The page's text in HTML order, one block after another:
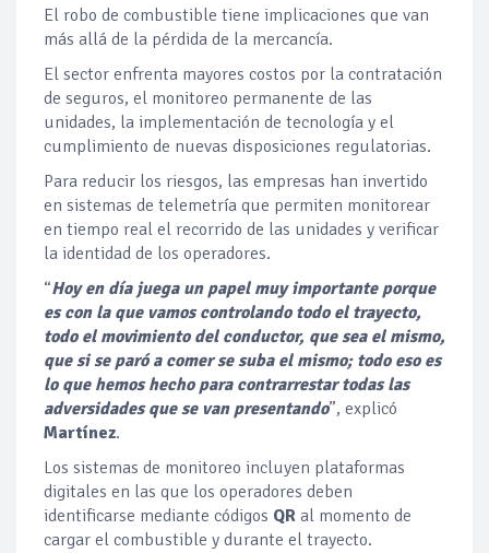
El robo de combustible tiene implicaciones que van
más allá de la pérdida de la mercancía.
El sector enfrenta mayores costos por la contratación
de seguros, el monitoreo permanente de las
unidades, la implementación de tecnología y el
cumplimiento de nuevas disposiciones regulatorias.
Para reducir los riesgos, las empresas han invertido
en sistemas de telemetría que permiten monitorear
en tiempo real el recorrido de las unidades y verificar
la identidad de los operadores.
“Hoy en día juega un papel muy importante porque
es con la que vamos controlando todo el trayecto,
todo el movimiento del conductor, que sea el mismo,
que si se paró a comer se suba el mismo; todo eso es
lo que hemos hecho para contrarrestar todas las
adversidades que se van presentando”, explicó
Martínez.
Los sistemas de monitoreo incluyen plataformas
digitales en las que los operadores deben
identificarse mediante códigos QR al momento de
cargar el combustible y durante el trayecto.